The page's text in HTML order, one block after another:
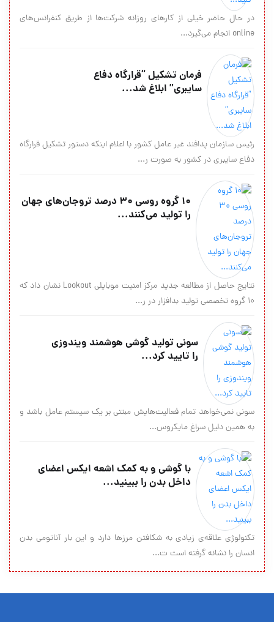
در حال حاضر خیلی از کارهای روزانه شرکت‌ها از طریق کنفرانس‌های
online انجام می‌گیرد...
فرمان تشکیل “قرارگاه دفاع
سایبری” ابلاغ شد...
رئیس سازمان پدافند غیر عامل کشور با اعلام اینکه دستور تشکیل قرارگاه
دفاع سایبری در کشور به صورت ر...
10 گروه روسی 30 درصد تروجان‌های جهان
را تولید می‌کنند...
نتایج حاصل از مطالعه جدید مرکز امنیت موبایلی Lookout نشان داد که
۱۰ گروه تخصصی تولید بدافزار در ر...
سونی تولید گوشی هوشمند ویندوزی
را تایید کرد...
سونی نمی‌خواهد تمام فعالیت‌هایش مبتنی بر یک سیستم عامل باشد و
به همین دلیل سراغ مایکروس...
با گوشی و به کمک اشعه‌ ایکس اعضای
داخل بدن را ببینید...
تکنولوژی علاقه‌ی زیادی به شکافتن مرزها دارد و این بار آناتومی بدن
انسان را نشانه گرفته است ت...